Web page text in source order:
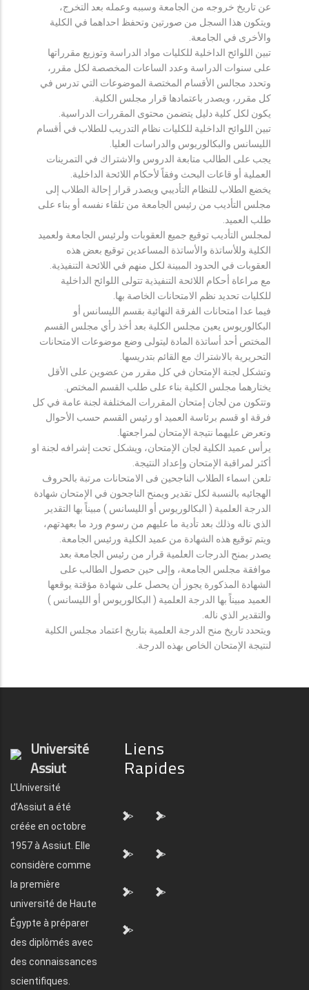
عن تاريخ خروجه من الجامعة وسببه وعمله بعد التخرج،
ويتكون هذا السجل من صورتين وتحفظ احداهما في الكلية
والأخرى في الجامعة.
تبين اللوائح الداخلية للكليات مواد الدراسة وتوزيع مقرراتها
على سنوات الدراسة وعدد الساعات المخصصة لكل مقرر،
وتحدد مجالس الأقسام المختصة الموضوعات التي تدرس في
كل مقرر، ويصدر باعتمادها قرار مجلس الكلية.
يكون لكل كلية دليل يتضمن محتوى المقررات الدراسية.
تبين اللوائح الداخلية للكليات نظام التدريب للطلاب في أقسام
الليسانس والبكالوريوس والدراسات العليا.
يجب على الطالب متابعة الدروس والاشتراك في التمرينات
العملية أو قاعات البحث وفقاً لأحكام اللائحة الداخلية.
يخضع الطلاب للنظام التأديبي ويصدر قرار إحالة الطلاب إلى
مجلس التأديب من رئيس الجامعة من تلقاء نفسه أو بناء على
طلب العميد.
لمجلس التأديب توقيع جميع العقوبات ولرئيس الجامعة ولعميد
الكلية وللأساتذة والأساتذة المساعدين توقيع بعض هذه
العقوبات في الحدود المبينة لكل منهم في اللائحة التنفيذية.
مع مراعاة أحكام اللائحة التنفيذية تتولى اللوائح الداخلية
للكليات تحديد نظم الامتحانات الخاصة بها.
فيما عدا امتحانات الفرقة النهائية بقسم الليسانس أو
البكالوريوس يعين مجلس الكلية بعد أخذ رأي مجلس القسم
المختص أحد أساتذة المادة ليتولى وضع موضوعات الامتحانات
التحريرية بالاشتراك مع القائم بتدريسها.
وتشكل لجنة الإمتحان في كل مقرر من عضوين على الأقل
يختارهما مجلس الكلية بناء على طلب القسم المختص.
وتتكون من لجان إمتحان المقررات المختلفة لجنة عامة في كل
فرقة او قسم برئاسة العميد او رئيس القسم حسب الأحوال
وتعرض عليهما نتيجة الإمتحان لمراجعتها.
يرأس عميد الكلية لجان الإمتحان، ويشكل تحت إشرافه لجنة او
أكثر لمراقبة الإمتحان وإعداد النتيجة.
تلعن اسماء الطلاب الناجحين فى الامتحانات مرتبة بالحروف
الهجائيه بالنسبة لكل تقدير ويمنح الناجحون في الإمتحان شهادة
الدرجة العلمية ( البكالوريوس أو الليسانس ) مبيناً بها التقدير
الذي ناله وذلك بعد تأدية ما عليهم من رسوم ورد ما بعهدتهم،
ويتم توقيع هذه الشهادة من عميد الكلية ورئيس الجامعة.
يصدر بمنح الدرجات العلمية قرار من رئيس الجامعة بعد
موافقة مجلس الجامعة، وإلى حين حصول الطالب على
الشهادة المذكورة يجوز أن يحصل على شهادة مؤقتة يوقعها
العميد مبيناً بها الدرجة العلمية ( البكالوريوس أو الليسانس )
والتقدير الذي ناله.
ويتحدد تاريخ منح الدرجة العلمية بتاريخ اعتماد مجلس الكلية
لنتيجة الإمتحان الخاص بهذه الدرجة.
Université
Assiut
L'Université
d'Assiut a été
créée en octobre
1957 à Assiut. Elle
considère comme
la première
université de Haute
Égypte à préparer
des diplômés avec
des connaissances
scientifiques.
Liens
Rapides
"> ">
"> ">
"> ">
">